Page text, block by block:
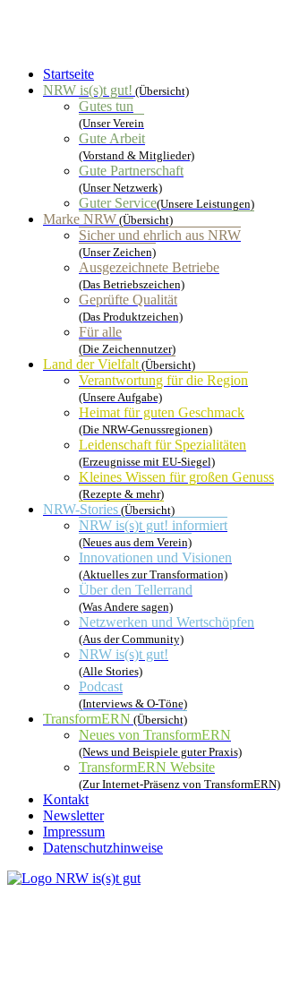
Startseite
NRW is(s)t gut! (Übersicht)
Gutes tun
(Unser Verein
Gute Arbeit
(Vorstand & Mitglieder)
Gute Partnerschaft
(Unser Netzwerk)
Guter Service(Unsere Leistungen)
Marke NRW (Übersicht)
Sicher und ehrlich aus NRW
(Unser Zeichen)
Ausgezeichnete Betriebe
(Das Betriebszeichen)
Geprüfte Qualität
(Das Produktzeichen)
Für alle
(Die Zeichennutzer)
Land der Vielfalt(Übersicht)
Verantwortung für die Region
(Unsere Aufgabe)
Heimat für guten Geschmack
(Die NRW-Genussregionen)
Leidenschaft für Spezialitäten
(Erzeugnisse mit EU-Siegel)
Kleines Wissen für großen Genuss
(Rezepte & mehr)
NRW-Stories (Übersicht)
NRW is(s)t gut! informiert
(Neues aus dem Verein)
Innovationen und Visionen
(Aktuelles zur Transformation)
Über den Tellerrand
(Was Andere sagen)
Netzwerken und Wertschöpfen
(Aus der Community)
NRW is(s)t gut!
(Alle Stories)
Podcast
(Interviews & O-Töne)
TransformERN (Übersicht)
Neues von TransformERN
(News und Beispiele guter Praxis)
TransformERN Website
(Zur Internet-Präsenz von TransformERN)
Kontakt
Newsletter
Impressum
Datenschutzhinweise